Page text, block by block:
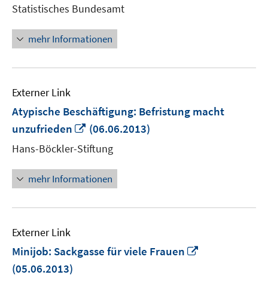
Fenster
öffnen
Statistisches Bundesamt
mehr Informationen
Externer Link
Atypische Beschäftigung: Befristung macht
unzufrieden
In
neuem
Fenster
öffnen
(06.06.2013)
Hans-Böckler-Stiftung
mehr Informationen
Externer Link
Minijob: Sackgasse für viele Frauen
(05.06.2013)